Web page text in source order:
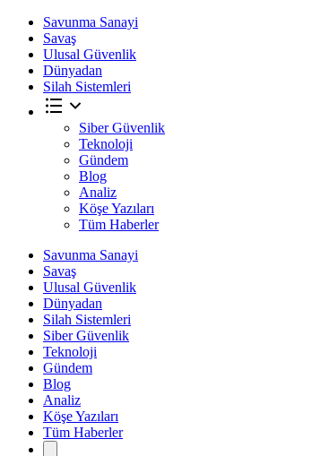
Savunma Sanayi
Savaş
Ulusal Güvenlik
Dünyadan
Silah Sistemleri
Siber Güvenlik
Teknoloji
Gündem
Blog
Analiz
Köşe Yazıları
Tüm Haberler
Savunma Sanayi
Savaş
Ulusal Güvenlik
Dünyadan
Silah Sistemleri
Siber Güvenlik
Teknoloji
Gündem
Blog
Analiz
Köşe Yazıları
Tüm Haberler